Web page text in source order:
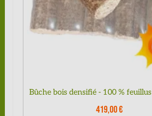
Bûche bois densifié - 100 % feuillus
419,00 €